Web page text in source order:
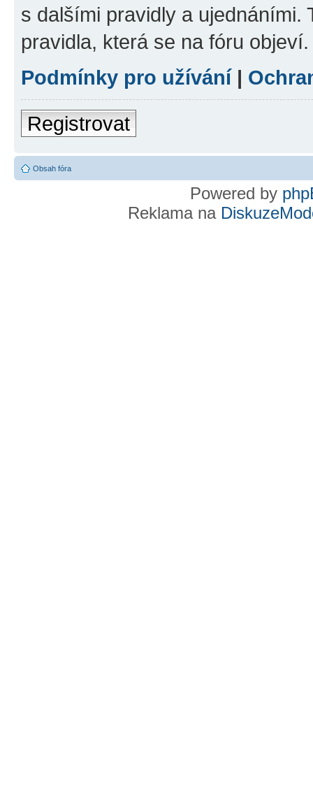
s dalšími pravidly a ujednáními.
pravidla, která se na fóru objeví.
Podmínky pro užívání |
Registrovat
Obsah fóra
Powered by
Reklama na